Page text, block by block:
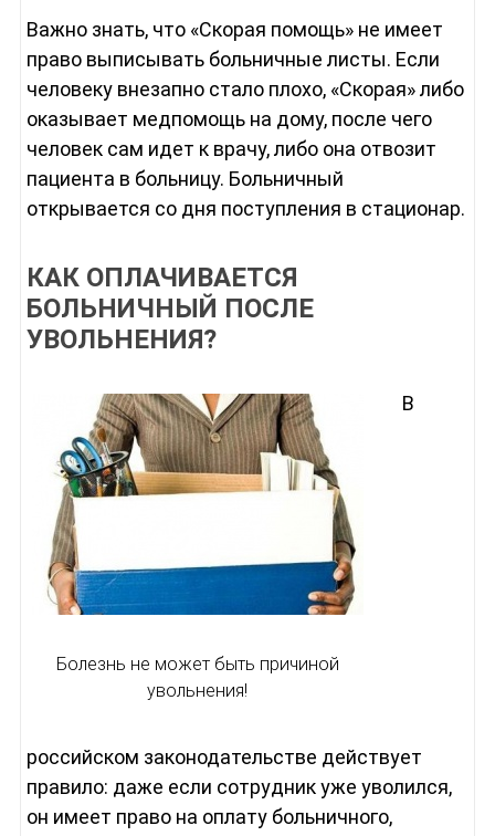
Важно знать, что «Скорая помощь» не имеет
право выписывать больничные листы. Если
человеку внезапно стало плохо, «Скорая» либо
оказывает медпомощь на дому, после чего
человек сам идет к врачу, либо она отвозит
пациента в больницу. Больничный
открывается со дня поступления в стационар.
КАК ОПЛАЧИВАЕТСЯ
БОЛЬНИЧНЫЙ ПОСЛЕ
УВОЛЬНЕНИЯ?
Болезнь не может быть причиной
увольнения!
В
российском законодательстве действует
правило: даже если сотрудник уже уволился,
он имеет право на оплату больничного,